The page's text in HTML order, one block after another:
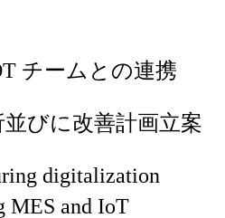
チームとの連携
びに改善計画立案
digitalization
MES and IoT